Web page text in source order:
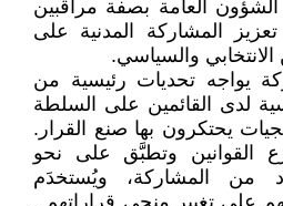
العامة بصفة مراقبين
تعزيز المشاركة المدنية على
والسياسي.
يواجه تحديات رئيسية من
لدى القائمين على السلطة
يحتكرون بها صنع القرار.
القوانين وتطبَّق على نحو
من المشاركة، ويُستخدَم